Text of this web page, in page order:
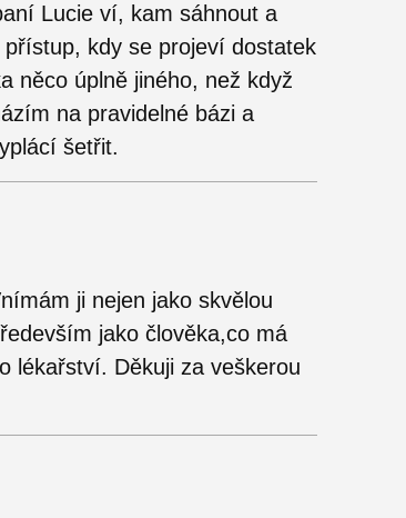
Lucie ví, kam sáhnout a
kdy se projeví dostatek
něco úplně jiného, než když
na pravidelné bázi a
šetřit.
ji nejen jako skvělou
jako člověka,co má
lékařství. Děkuji za veškerou